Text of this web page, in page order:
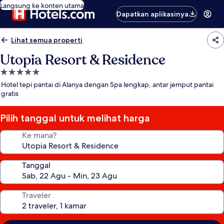
Langsung ke konten utama
Dapatkan aplikasinya
Lihat semua properti
Utopia Resort & Residence
Properti
bintang
5.0
Hotel tepi pantai di Alanya dengan Spa lengkap, antar jemput pantai
gratis
Pilih tanggal untuk melihat harga
Ke mana?
Tanggal
Traveler